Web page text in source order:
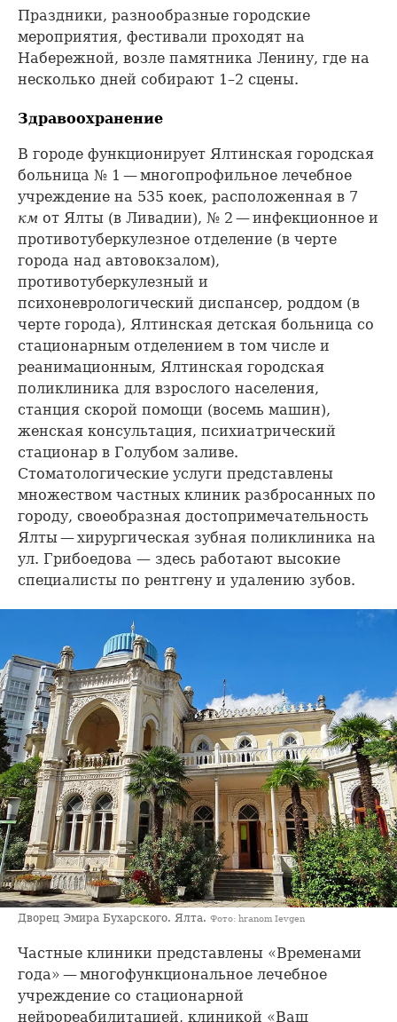
Праздники, разнообразные городские
мероприятия, фестивали проходят на
Набережной, возле памятника Ленину, где на
несколько дней собирают 1–2 сцены.
Здравоохранение
В городе функционирует Ялтинская городская
больница № 1 — многопрофильное лечебное
учреждение на 535 коек, расположенная в 7
км от Ялты (в Ливадии), № 2 — инфекционное и
противотуберкулезное отделение (в черте
города над автовокзалом),
противотуберкулезный и
психоневрологический диспансер, роддом (в
черте города), Ялтинская детская больница со
стационарным отделением в том числе и
реанимационным, Ялтинская городская
поликлиника для взрослого населения,
станция скорой помощи (восемь машин),
женская консультация, психиатрический
стационар в Голубом заливе.
Стоматологические услуги представлены
множеством частных клиник разбросанных по
городу, своеобразная достопримечательность
Ялты — хирургическая зубная поликлиника на
ул. Грибоедова — здесь работают высокие
специалисты по рентгену и удалению зубов.
Дворец Эмира Бухарского. Ялта. Фото: hranom Ievgen
Частные клиники представлены «Временами
года» — многофункциональное лечебное
учреждение со стационарной
нейрореабилитацией, клиникой «Ваш